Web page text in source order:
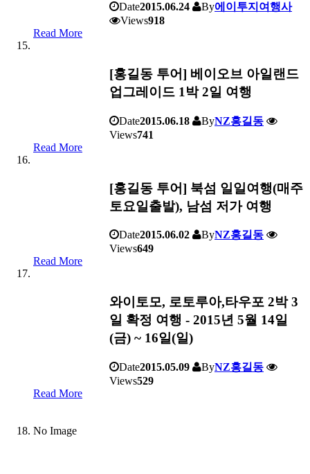
Date2015.06.24 By에이투지여행사
Views918
Read More
[홍길동 투어] 베이오브 아일랜드
업그레이드 1박 2일 여행
Date2015.06.18 ByNZ홍길동
Views741
Read More
[홍길동 투어] 북섬 일일여행(매주
토요일출발), 남섬 저가 여행
Date2015.06.02 ByNZ홍길동
Views649
Read More
와이토모, 로토루아,타우포 2박 3
일 확정 여행 - 2015년 5월 14일
(금) ~ 16일(일)
Date2015.05.09 ByNZ홍길동
Views529
Read More
No Image